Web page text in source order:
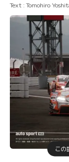
Text : Tomohiro
この